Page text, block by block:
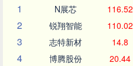
1
N展芯 116.52
2 锐翔智能 110.02
3 志特新材 14.8
4 博腾股份 20.44